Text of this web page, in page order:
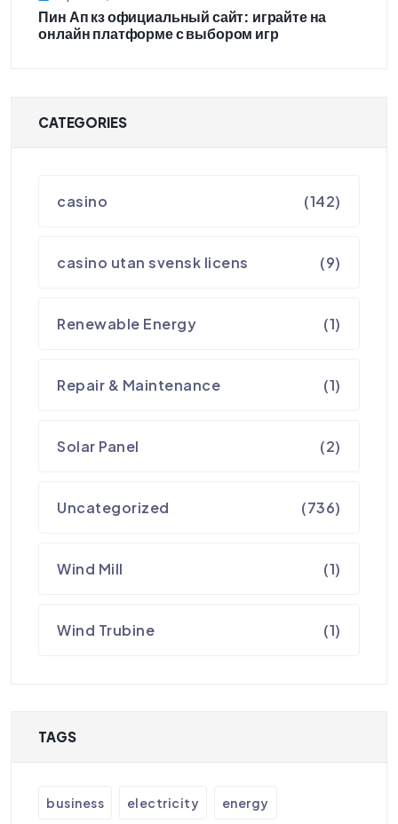
Пин Ап кз официальный сайт: играйте на
онлайн платформе с выбором игр
CATEGORIES
casino (142)
casino utan svensk licens (9)
Renewable Energy (1)
Repair & Maintenance (1)
Solar Panel (2)
Uncategorized (736)
Wind Mill (1)
Wind Trubine (1)
TAGS
business electricity energy